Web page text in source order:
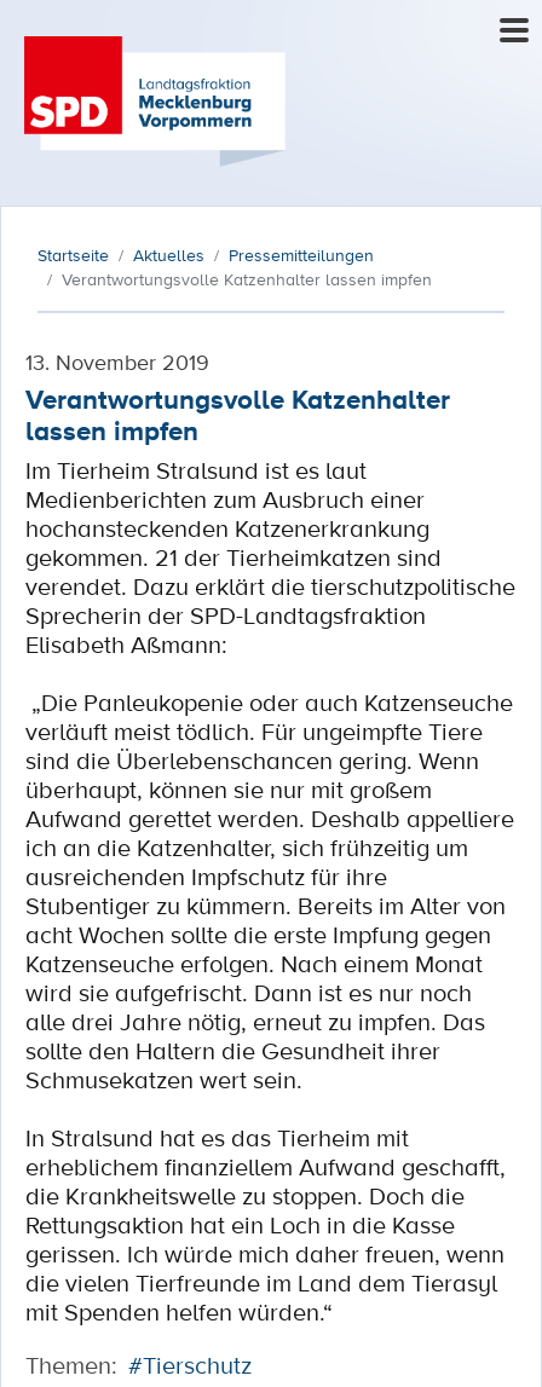
Startseite Aktuelles
Pressemitteilungen
Verantwortungsvolle Katzenhalter lassen impfen
13. November 2019
Verantwortungsvolle Katzenhalter
lassen impfen
Im Tierheim Stralsund ist es laut
Medienberichten zum Ausbruch einer
hochansteckenden Katzenerkrankung
gekommen. 21 der Tierheimkatzen sind
verendet. Dazu erklärt die tierschutzpolitische
Sprecherin der SPD-Landtagsfraktion
Elisabeth Aßmann:
„Die Panleukopenie oder auch Katzenseuche
verläuft meist tödlich. Für ungeimpfte Tiere
sind die Überlebenschancen gering. Wenn
überhaupt, können sie nur mit großem
Aufwand gerettet werden. Deshalb appelliere
ich an die Katzenhalter, sich frühzeitig um
ausreichenden Impfschutz für ihre
Stubentiger zu kümmern. Bereits im Alter von
acht Wochen sollte die erste Impfung gegen
Katzenseuche erfolgen. Nach einem Monat
wird sie aufgefrischt. Dann ist es nur noch
alle drei Jahre nötig, erneut zu impfen. Das
sollte den Haltern die Gesundheit ihrer
Schmusekatzen wert sein.
In Stralsund hat es das Tierheim mit
erheblichem finanziellem Aufwand geschafft,
die Krankheitswelle zu stoppen. Doch die
Rettungsaktion hat ein Loch in die Kasse
gerissen. Ich würde mich daher freuen, wenn
die vielen Tierfreunde im Land dem Tierasyl
mit Spenden helfen würden.“
Themen: #Tierschutz